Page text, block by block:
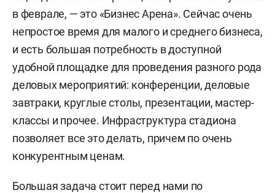
в феврале, — это «Бизнес Арена». Сейчас очень
непростое время для малого и среднего бизнеса,
и есть большая потребность в доступной
удобной площадке для проведения разного рода
деловых мероприятий: конференции, деловые
завтраки, круглые столы, презентации, мастер-
классы и прочее. Инфраструктура стадиона
позволяет все это делать, причем по очень
конкурентным ценам.
Большая задача стоит перед нами по